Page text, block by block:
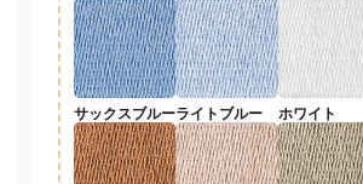
サックスブルーライトブルー ホワイト